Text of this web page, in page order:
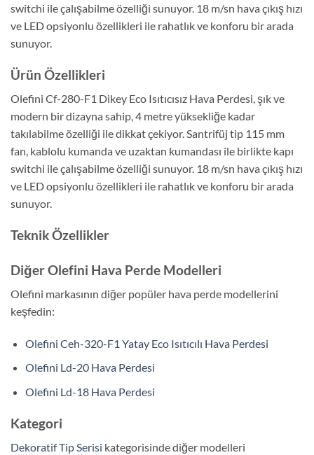
switchi ile çalışabilme özelliği sunuyor. 18 m/sn hava çıkış hızı
ve LED opsiyonlu özellikleri ile rahatlık ve konforu bir arada
sunuyor.
Ürün Özellikleri
Olefini Cf-280-F1 Dikey Eco Isıtıcısız Hava Perdesi, şık ve
modern bir dizayna sahip, 4 metre yüksekliğe kadar
takılabilme özelliği ile dikkat çekiyor. Santrifüj tip 115 mm
fan, kablolu kumanda ve uzaktan kumandası ile birlikte kapı
switchi ile çalışabilme özelliği sunuyor. 18 m/sn hava çıkış hızı
ve LED opsiyonlu özellikleri ile rahatlık ve konforu bir arada
sunuyor.
Teknik Özellikler
Diğer Olefini Hava Perde Modelleri
Olefini markasının diğer popüler hava perde modellerini
keşfedin:
Olefini Ceh-320-F1 Yatay Eco Isıtıcılı Hava Perdesi
Olefini Ld-20 Hava Perdesi
Olefini Ld-18 Hava Perdesi
Kategori
Dekoratif Tip Serisi kategorisinde diğer modelleri